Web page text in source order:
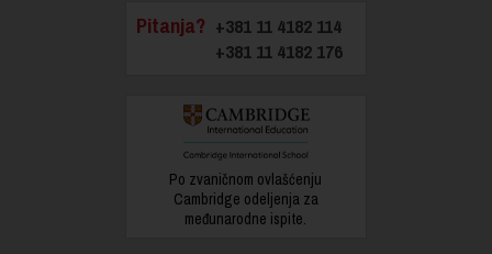
Pitanja? +381 11 4182 114
+381 11 4182 176
Po zvaničnom ovlašćenju
Cambridge odeljenja za
međunarodne ispite.